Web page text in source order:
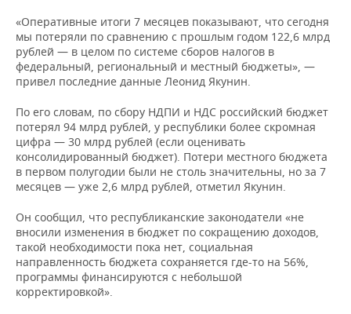
«Оперативные итоги 7 месяцев показывают, что сегодня
мы потеряли по сравнению с прошлым годом 122,6 млрд
рублей — в целом по системе сборов налогов в
федеральный, региональный и местный бюджеты», —
привел последние данные Леонид Якунин.
По его словам, по сбору НДПИ и НДС российский бюджет
потерял 94 млрд рублей, у республики более скромная
цифра — 30 млрд рублей (если оценивать
консолидированный бюджет). Потери местного бюджета
в первом полугодии были не столь значительны, но за 7
месяцев — уже 2,6 млрд рублей, отметил Якунин.
Он сообщил, что республиканские законодатели «не
вносили изменения в бюджет по сокращению доходов,
такой необходимости пока нет, социальная
направленность бюджета сохраняется где-то на 56%,
программы финансируются с небольшой
корректировкой».